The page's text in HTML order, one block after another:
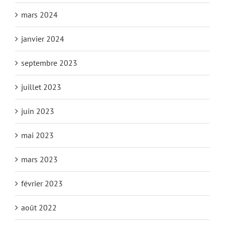
mars 2024
janvier 2024
septembre 2023
juillet 2023
juin 2023
mai 2023
mars 2023
février 2023
août 2022